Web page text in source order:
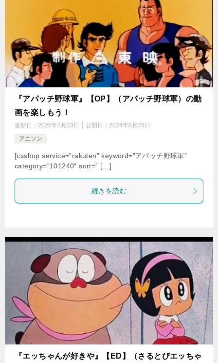
『アパッチ野球軍』【OP】（アパッチ野球軍）の動
画を楽しもう！
更新日： 2026年3月23日 公開日： 2024年8月25日
アニソン
[csshop service=”rakuten” keyword=”アパッチ野球軍”
category=”101240″ sort=” […]
続きを読む
『エッちゃんが好きや』【ED】（さるとびエッちゃ